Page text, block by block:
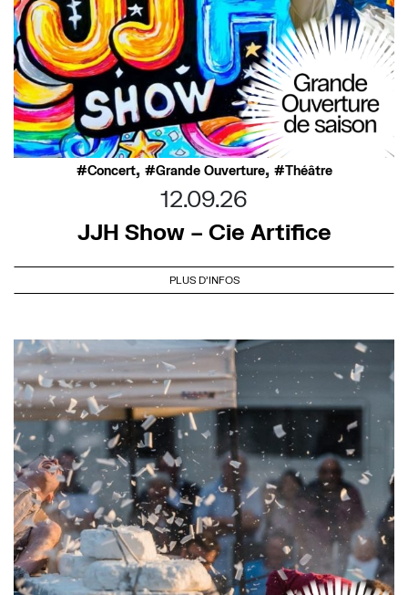
Concert, Grande Ouverture, Théâtre
12.09.26
JJH Show – Cie Artifice
PLUS D'INFOS